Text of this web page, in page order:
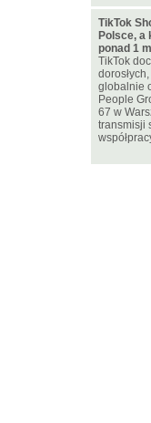
TikTok
Polsce, a
ponad 1
TikTok
globalnie
People
67 w
transmisji